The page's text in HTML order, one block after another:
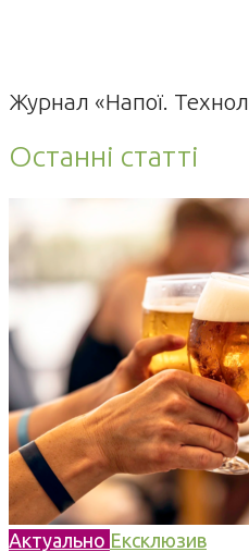
Журнал «Напої.
Останні статті
Актуально Ексклюзив